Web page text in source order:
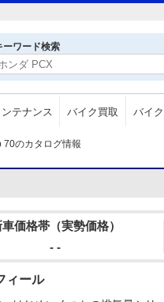
ーワード検索
ンテナンス バイク買取 バイ
70のカタログ情報
車価格帯（実勢価格）
- -
ィール